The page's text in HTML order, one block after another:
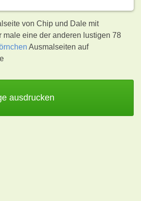
von Chip und Dale mit
male eine der anderen lustigen 78
Ausmalseiten auf
ausdrucken